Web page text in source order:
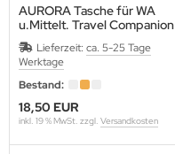
AURORA Tasche für WA
u.Mittelt. Travel Companion
schwarz
Lieferzeit: ca. 5-25 Tage
Werktage
Bestand:
18,50 EUR
inkl. 19 % MwSt. zzgl. Versandkosten
ARCHERY
ARCHERY
EUPEN